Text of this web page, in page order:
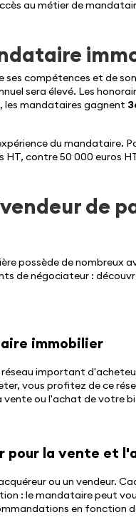
au métier de
compétences et de son
sera élevé. Les
les mandataires gagnent
du mandataire.
HT, contre 50 000 euros
de
possède de nombreux
de négociateur :
immobilier
important
vous profitez de ce
ou l'achat de votre
pour la vente et
ou un vendeur.
: le mandataire peut
en fonction